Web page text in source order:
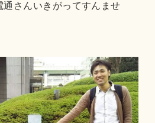
通さんいきがってすんませ